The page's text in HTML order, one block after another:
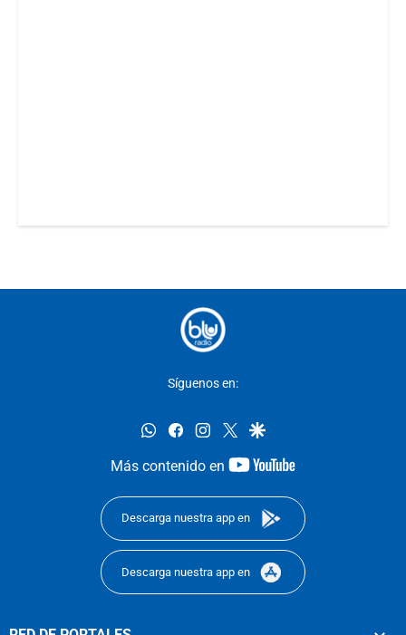
Síguenos en:
whatsappfacebookinstagram
twittergoogle
Más contenido en
youtube-
Descarga nuestra app en
Descarga nuestra app en